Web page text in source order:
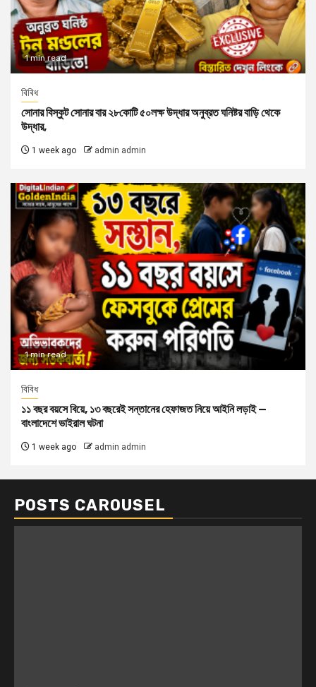
1 min read
বিবিধ
সোনার বিস্কুট সোনার বার ২৮কোটি ৫০লক্ষ উদ্ধার অনুব্রত ঘনিষ্টর বাড়ি থেকে
উদ্ধার,
1 week ago admin admin
1 min read
বিবিধ
১১ বছর বয়সে বিয়ে, ১৩ বছরেই সন্তানের হেফাজত নিয়ে আইনি লড়াই —
বাংলাদেশে ভাইরাল ঘটনা
1 week ago admin admin
POSTS CAROUSEL